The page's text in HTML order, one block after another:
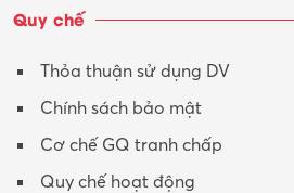
Quy chế
Thỏa thuận sử dụng DV
Chính sách bảo mật
Cơ chế GQ tranh chấp
Quy chế hoạt động